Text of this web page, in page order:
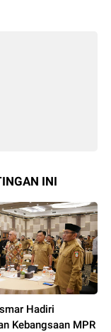
INI
Hadiri
Kebangsaan MPR